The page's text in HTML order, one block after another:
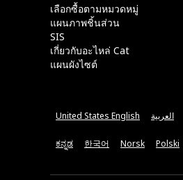
เลือกซื้อตามหมวดหมู่
แผนภาพชิ้นส่วน
SIS
เกี่ยวกับอะไหล่ Cat
แผนผังไซต์
United States English العربية
ಕನ್ನಡ 한국어 Norsk Polski